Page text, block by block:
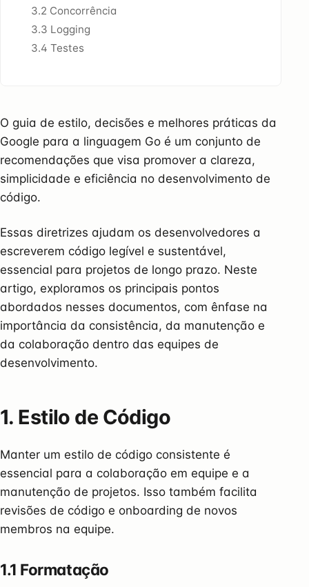
3.2 Concorrência
3.3 Logging
3.4 Testes
O guia de estilo, decisões e melhores práticas da
Google para a linguagem Go é um conjunto de
recomendações que visa promover a clareza,
simplicidade e eficiência no desenvolvimento de
código.
Essas diretrizes ajudam os desenvolvedores a
escreverem código legível e sustentável,
essencial para projetos de longo prazo. Neste
artigo, exploramos os principais pontos
abordados nesses documentos, com ênfase na
importância da consistência, da manutenção e
da colaboração dentro das equipes de
desenvolvimento.
1. Estilo de Código
Manter um estilo de código consistente é
essencial para a colaboração em equipe e a
manutenção de projetos. Isso também facilita
revisões de código e onboarding de novos
membros na equipe.
1.1 Formatação